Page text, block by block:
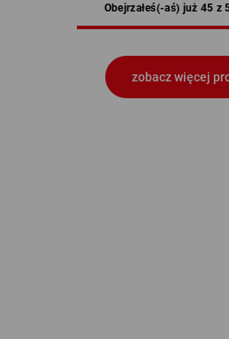
Obejrzałeś(-aś) już 45 z
zobacz więcej